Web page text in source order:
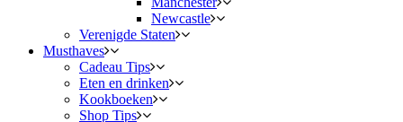
Newcastle
Verenigde Staten
Musthaves
Cadeau Tips
Eten en drinken
Kookboeken
Shop Tips